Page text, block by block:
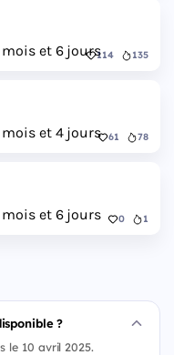
mois et 6 jours114 135
mois et 4 jours 61 78
mois et 6 jours 0 1
?
le 10 avril 2025.